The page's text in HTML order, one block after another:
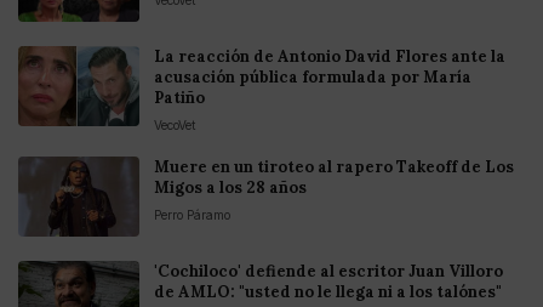
La reacción de Antonio David Flores ante la
acusación pública formulada por María
Patiño
VecoVet
Muere en un tiroteo al rapero Takeoff de Los
Migos a los 28 años
Perro Páramo
'Cochiloco' defiende al escritor Juan Villoro
de AMLO: "usted no le llega ni a los talónes"